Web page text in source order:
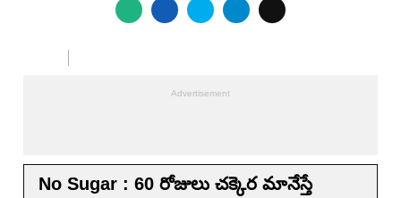
No Sugar : 60 రోజులు చక్కెర మానేస్తే